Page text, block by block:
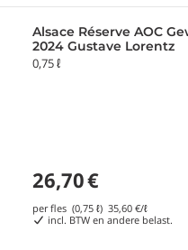
Alsace Réserve AOC
2024 Gustave Lorentz
0,75 ℓ
26,70€
per fles (0,75 ℓ) 35,60 €/ℓ
incl. BTW en andere belast.